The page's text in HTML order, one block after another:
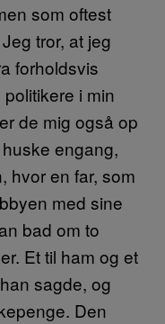
som oftest
tror, at jeg
forholdsvis
i min
de mig også op
engang,
hvor en far, som
med sine
bad om to
Et til ham og et
sagde, og
Den